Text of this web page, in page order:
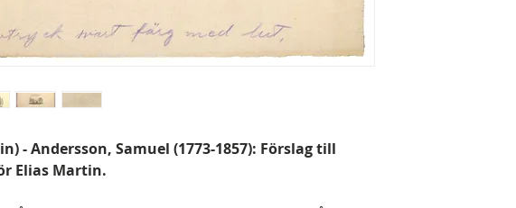
- Andersson, Samuel (1773-1857): Förslag till
Elias Martin.